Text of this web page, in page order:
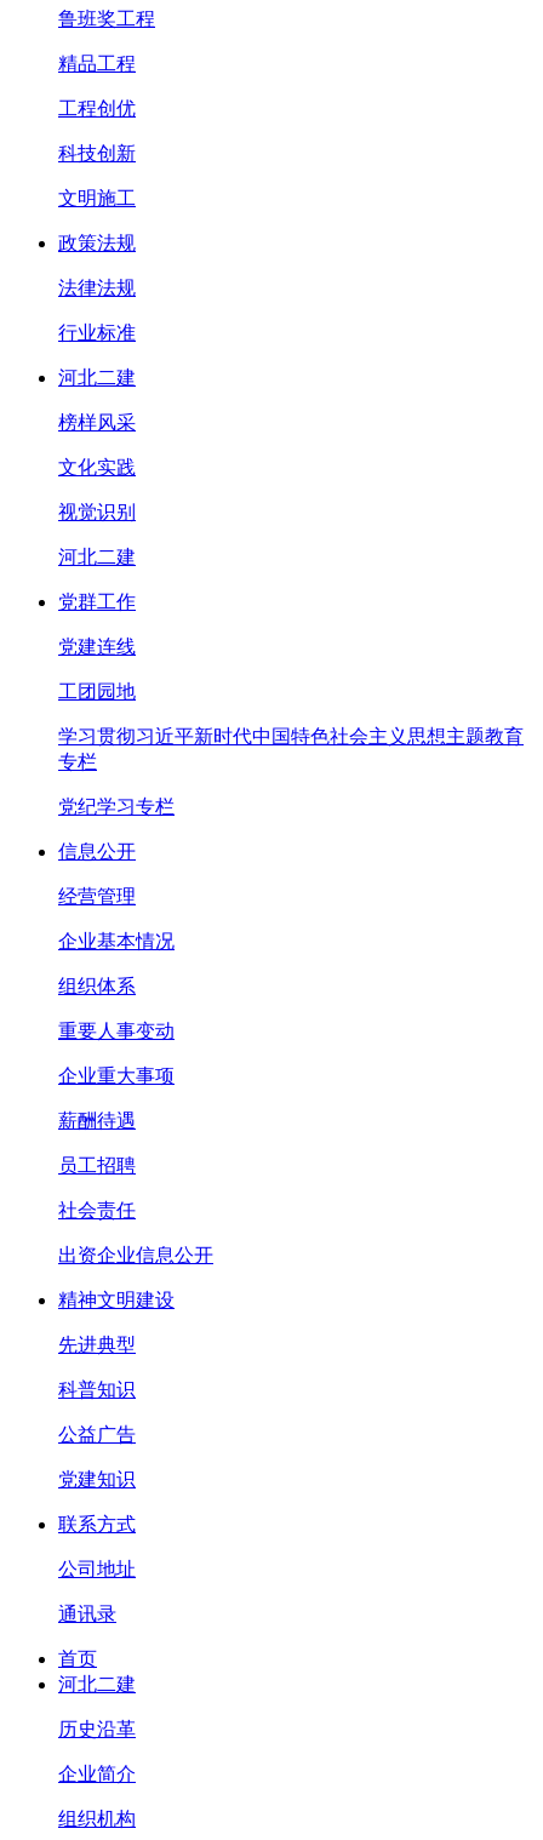
鲁班奖工程
精品工程
工程创优
科技创新
文明施工
政策法规
法律法规
行业标准
河北二建
榜样风采
文化实践
视觉识别
河北二建
党群工作
党建连线
工团园地
学习贯彻习近平新时代中国特色社会主义思想主题教育
专栏
党纪学习专栏
信息公开
经营管理
企业基本情况
组织体系
重要人事变动
企业重大事项
薪酬待遇
员工招聘
社会责任
出资企业信息公开
精神文明建设
先进典型
科普知识
公益广告
党建知识
联系方式
公司地址
通讯录
首页
河北二建
历史沿革
企业简介
组织机构